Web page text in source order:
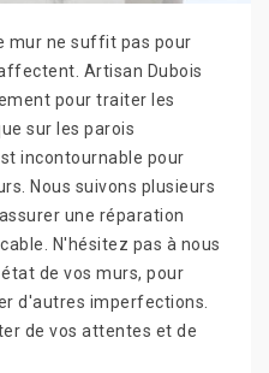
mur ne suffit pas pour
Artisan Dubois
pour traiter les
sur les parois
incontournable pour
Nous suivons plusieurs
une réparation
N'hésitez pas à nous
de vos murs, pour
d'autres imperfections.
de vos attentes et de